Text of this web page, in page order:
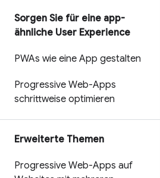
Sorgen Sie für eine app-
ähnliche User Experience
PWAs wie eine App gestalten
Progressive Web-Apps
schrittweise optimieren
Erweiterte Themen
Progressive Web-Apps auf